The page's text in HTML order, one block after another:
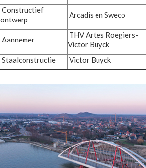
Constructief
ontwerp
Arcadis en Sweco
Aannemer
THV Artes Roegiers-
Victor Buyck
Staalconstructie
Victor Buyck